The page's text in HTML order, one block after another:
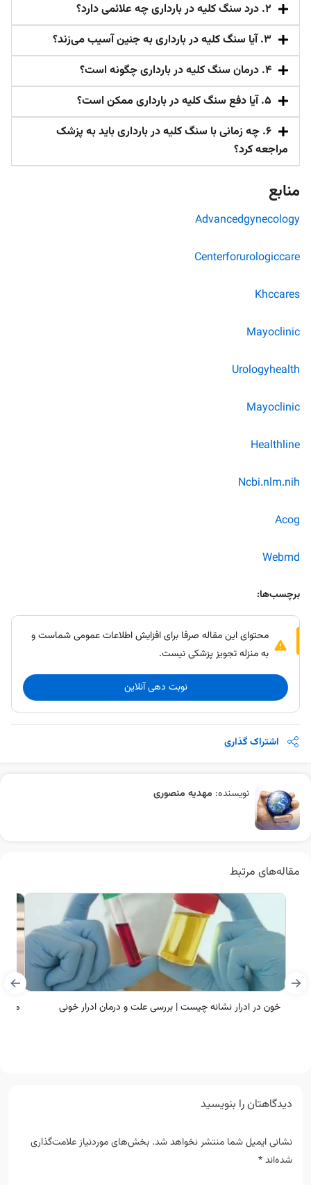
۲. درد سنگ کلیه در بارداری چه علائمی دارد؟
۳. آیا سنگ کلیه در بارداری به جنین آسیب می‌زند؟
۴. درمان سنگ کلیه در بارداری چگونه است؟
۵. آیا دفع سنگ کلیه در بارداری ممکن است؟
۶. چه زمانی با سنگ کلیه در بارداری باید به پزشک
مراجعه کرد؟
منابع
Advancedgynecology
Centerforurologiccare
Khccares
Mayoclinic
Urologyhealth
Mayoclinic
Healthline
Ncbi.nlm.nih
Acog
Webmd
برچسب‌ها:
محتوای این مقاله صرفا برای افزایش اطلاعات عمومی شماست و
به منزله تجویز پزشکی نیست.
نوبت دهی آنلاین
اشتراک گذاری
نویسنده: مهدیه منصوری
مقاله‌های مرتبط
خون در ادرار نشانه چیست | بررسی علت و درمان ادرار خونی
دیدگاهتان را بنویسید
نشانی ایمیل شما منتشر نخواهد شد. بخش‌های موردنیاز علامت‌گذاری
شده‌اند*